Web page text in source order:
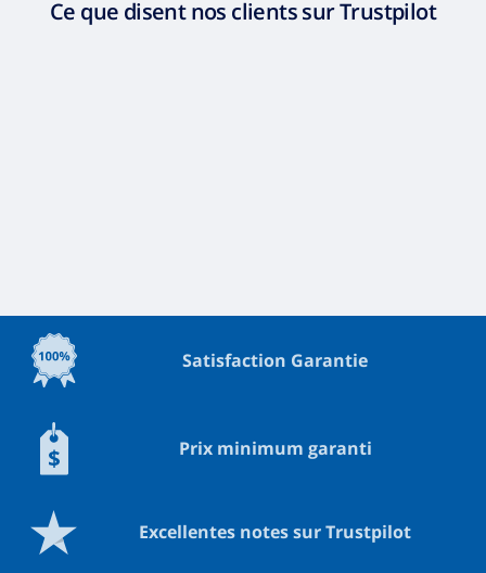
Ce que disent nos clients sur Trustpilot
Satisfaction Garantie
Prix minimum garanti
Excellentes notes sur Trustpilot